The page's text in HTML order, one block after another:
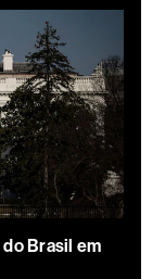
Brasil em